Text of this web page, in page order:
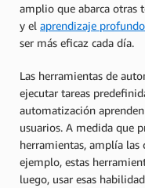
amplio que abarca otras
y el aprendizaje profundo
ser más eficaz cada día.
Las herramientas de
ejecutar tareas
automatización
usuarios. A medida que
herramientas, amplía las
ejemplo, estas
luego, usar esas